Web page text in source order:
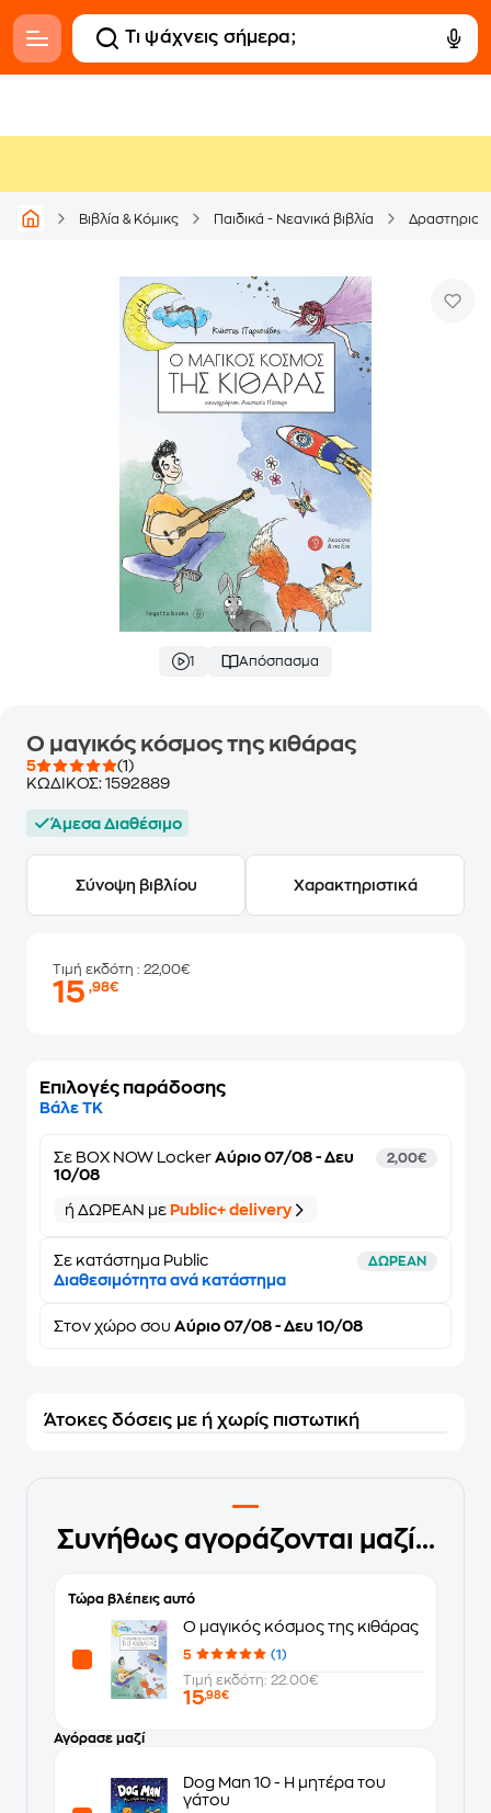
Βιβλία & Κόμικς Παιδικά - Νεανικά βιβλία
1 Απόσπασμα
Ο μαγικός κόσμος της κιθάρας
5
(1)
ΚΩΔΙΚΟΣ: 1592889
Άμεσα Διαθέσιμο
Σύνοψη βιβλίου Χαρακτηριστικά
Τιμή εκδότη : 22,00€
15,98€
Επιλογές παράδοσης
Βάλε ΤΚ
Σε BOX NOW Locker Αύριο 07/08 - Δευ
10/08
2,00€
ή ΔΩΡΕΑΝ με Public+ delivery
Σε κατάστημα Public ΔΩΡΕΑΝ
Διαθεσιμότητα ανά κατάστημα
Στον χώρο σου Αύριο 07/08 - Δευ 10/08
Άτοκες δόσεις με ή χωρίς πιστωτική
Συνήθως αγοράζονται μαζί...
Τώρα βλέπεις αυτό
Ο μαγικός κόσμος της κιθάρας
5
(1)
Τιμή εκδότη: 22.00€
15,98€
Αγόρασε μαζί
Dog Man 10 - Η μητέρα του
γάτου